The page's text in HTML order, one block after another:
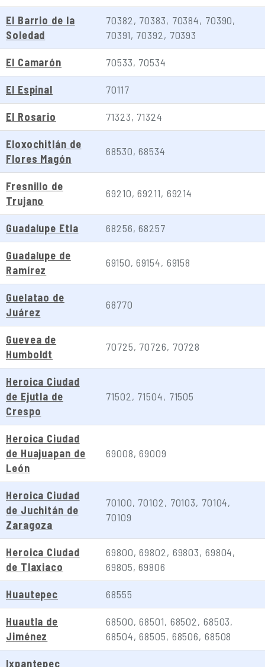
El Barrio de la
Soledad
70382, 70383, 70384, 70390,
70391, 70392, 70393
El Camarón 70533, 70534
El Espinal 70117
El Rosario 71323, 71324
Eloxochitlán de
Flores Magón
68530, 68534
Fresnillo de
Trujano
69210, 69211, 69214
Guadalupe Etla 68256, 68257
Guadalupe de
Ramírez
69150, 69154, 69158
Guelatao de
Juárez
68770
Guevea de
Humboldt
70725, 70726, 70728
Heroica Ciudad
de Ejutla de
Crespo
71502, 71504, 71505
Heroica Ciudad
de Huajuapan de
León
69008, 69009
Heroica Ciudad
de Juchitán de
Zaragoza
70100, 70102, 70103, 70104,
70109
Heroica Ciudad
de Tlaxiaco
69800, 69802, 69803, 69804,
69805, 69806
Huautepec 68555
Huautla de
Jiménez
68500, 68501, 68502, 68503,
68504, 68505, 68506, 68508
Ixpantepec